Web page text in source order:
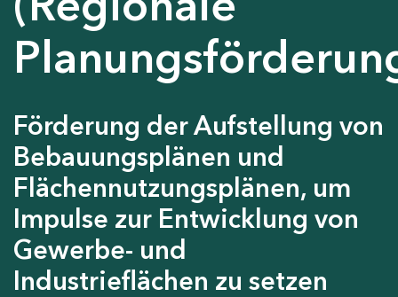
Förderung der Aufstellung von
Bebauungsplänen und
Flächennutzungsplänen, um
Impulse zur Entwicklung von
Gewerbe- und
Industrieflächen zu setzen